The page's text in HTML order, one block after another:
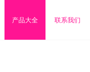
产品大全 联系我们